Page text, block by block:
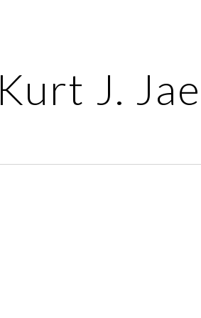
Kurt J.